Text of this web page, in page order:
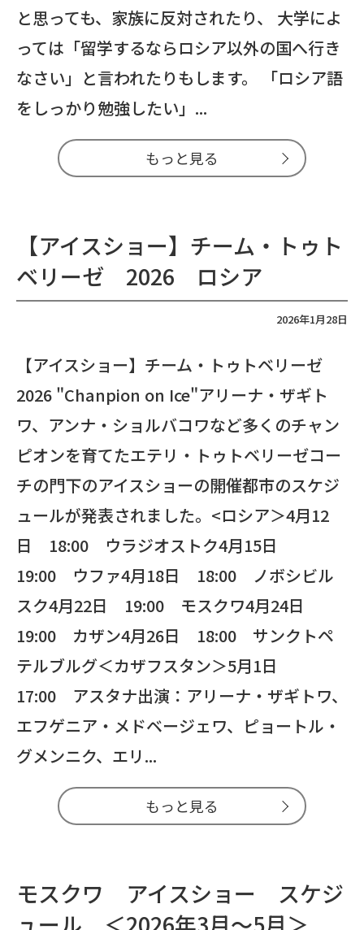
と思っても、家族に反対されたり、 大学によ
っては「留学するならロシア以外の国へ行き
なさい」と言われたりもします。 「ロシア語
をしっかり勉強したい」...
もっと見る
【アイスショー】チーム・トゥト
ベリーゼ 2026 ロシア
2026年1月28日
【アイスショー】チーム・トゥトベリーゼ
2026 "Chanpion on Ice"アリーナ・ザギト
ワ、アンナ・ショルバコワなど多くのチャン
ピオンを育てたエテリ・トゥトベリーゼコー
チの門下のアイスショーの開催都市のスケジ
ュールが発表されました。<ロシア＞4月12
日 18:00 ウラジオストク4月15日
19:00 ウファ4月18日 18:00 ノボシビル
スク4月22日 19:00 モスクワ4月24日
19:00 カザン4月26日 18:00 サンクトペ
テルブルグ＜カザフスタン＞5月1日
17:00 アスタナ出演：アリーナ・ザギトワ、
エフゲニア・メドベージェワ、ピョートル・
グメンニク、エリ...
もっと見る
モスクワ アイスショー スケジ